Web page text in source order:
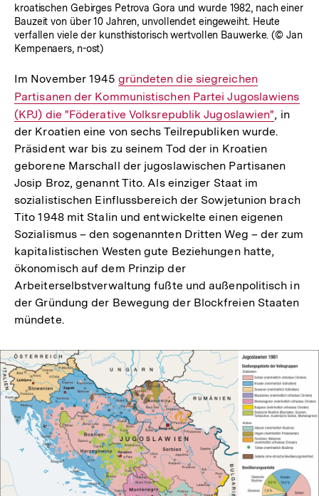
kroatischen Gebirges Petrova Gora und wurde 1982, nach einer
Bauzeit von über 10 Jahren, unvollendet eingeweiht. Heute
verfallen viele der kunsthistorisch wertvollen Bauwerke. (© Jan
Kempenaers, n-ost)
Im November 1945 Interner
Link:
gründeten die siegreichen
Partisanen der Kommunistischen Partei Jugoslawiens
(KPJ) die "Föderative Volksrepublik Jugoslawien", in
der Kroatien eine von sechs Teilrepubliken wurde.
Präsident war bis zu seinem Tod der in Kroatien
geborene Marschall der jugoslawischen Partisanen
Josip Broz, genannt Tito. Als einziger Staat im
sozialistischen Einflussbereich der Sowjetunion brach
Tito 1948 mit Stalin und entwickelte einen eigenen
Sozialismus – den sogenannten Dritten Weg – der zum
kapitalistischen Westen gute Beziehungen hatte,
ökonomisch auf dem Prinzip der
Arbeiterselbstverwaltung fußte und außenpolitisch in
der Gründung der Bewegung der Blockfreien Staaten
mündete.
In
Lightbox
öffnen